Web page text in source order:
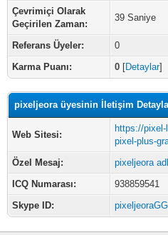
Çevrimiçi Olarak
Geçirilen Zaman:
39 Saniye
Referans Üyeler:
0
Karma Puanı:
0 [Detaylar]
pixeljeora üyesinin İletişim
Web Sitesi:
https://
pixel-plus-
Özel Mesaj:
pixeljeora
ICQ Numarası:
938859541
Skype ID:
pixeljeoraGG